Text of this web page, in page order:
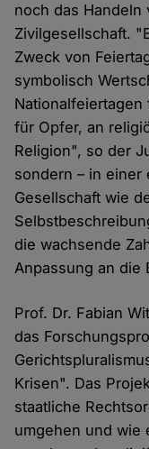
noch das Handeln
Zivilgesellschaft.
Zweck von
symbolisch
für Opfer, an
Religion", so der
sondern – in einer
Gesellschaft wie
die wachsende
Anpassung an die
Prof. Dr. Fabian
das
Krisen". Das
staatliche
umgehen und wie